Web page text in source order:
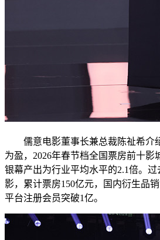
儒意电影董事长兼总裁陈祉希介
为盈，2026年春节档全国票房前十影
银幕产出为行业平均水平的2.1倍。
影，累计票房150亿元，国内衍生品
平台注册会员突破1亿。